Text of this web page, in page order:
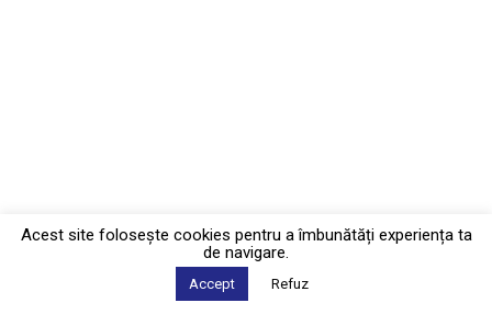
Acest site foloseşte cookies pentru a îmbunătăți experiența ta
de navigare.
Accept Refuz